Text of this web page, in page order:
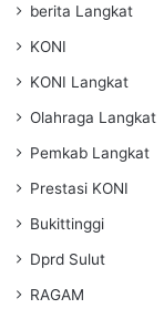
berita Langkat
KONI
KONI Langkat
Olahraga Langkat
Pemkab Langkat
Prestasi KONI
Bukittinggi
Dprd Sulut
RAGAM